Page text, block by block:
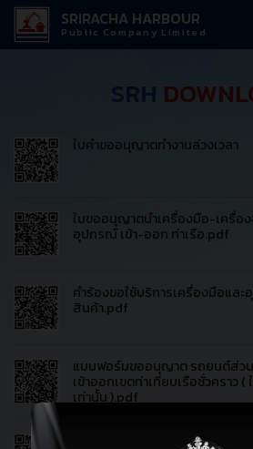
SRIRACHA HARBOUR
Public Company Limited
ใบคำขออนุญาตทำงานล่วงเวลา
ใบขออนุญาตนำเครื่องมือ-เครื่อ
อุปกรณ์ เข้า-ออก ท่าเรือ.pdf
คำร้องขอใช้บริการเครื่องมือแล
สินค้า.pdf
แบบฟอร์มขออนุญาต รถยนต์ส่ว
เข้าออกเขตท่าเทียบเรือชั่วคราว (
เท่านั้น ).pdf
แบบฟอร์มขออนุญาต รถยนต์ส่วน